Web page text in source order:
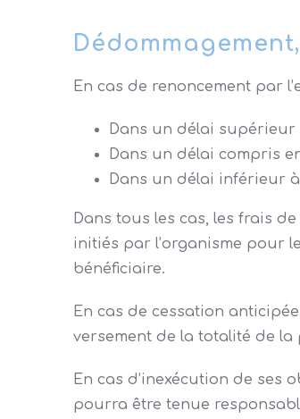
En cas de renoncement par
Dans un délai supérieur
Dans un délai compris
Dans un délai inférieur
Dans tous les cas, les frais
initiés par l’organisme pour
bénéficiaire.
En cas de cessation
versement de la totalité de la
En cas d’inexécution de ses
pourra être tenue